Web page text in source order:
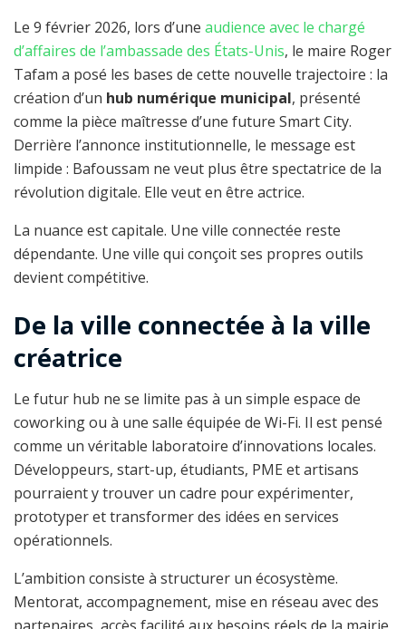
Le 9 février 2026, lors d’une audience avec le chargé
d’affaires de l’ambassade des États-Unis, le maire Roger
Tafam a posé les bases de cette nouvelle trajectoire : la
création d’un hub numérique municipal, présenté
comme la pièce maîtresse d’une future Smart City.
Derrière l’annonce institutionnelle, le message est
limpide : Bafoussam ne veut plus être spectatrice de la
révolution digitale. Elle veut en être actrice.
La nuance est capitale. Une ville connectée reste
dépendante. Une ville qui conçoit ses propres outils
devient compétitive.
De la ville connectée à la ville
créatrice
Le futur hub ne se limite pas à un simple espace de
coworking ou à une salle équipée de Wi-Fi. Il est pensé
comme un véritable laboratoire d’innovations locales.
Développeurs, start-up, étudiants, PME et artisans
pourraient y trouver un cadre pour expérimenter,
prototyper et transformer des idées en services
opérationnels.
L’ambition consiste à structurer un écosystème.
Mentorat, accompagnement, mise en réseau avec des